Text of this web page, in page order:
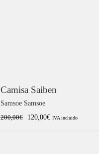
Camisa Saiben
Samsoe Samsoe
200,00€
El
120,00€ElIVA incluido